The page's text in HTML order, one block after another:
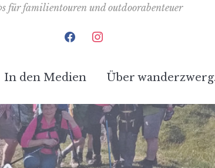
für familientouren und outdoorabenteuer
facebookinstagram
In den Medien Über